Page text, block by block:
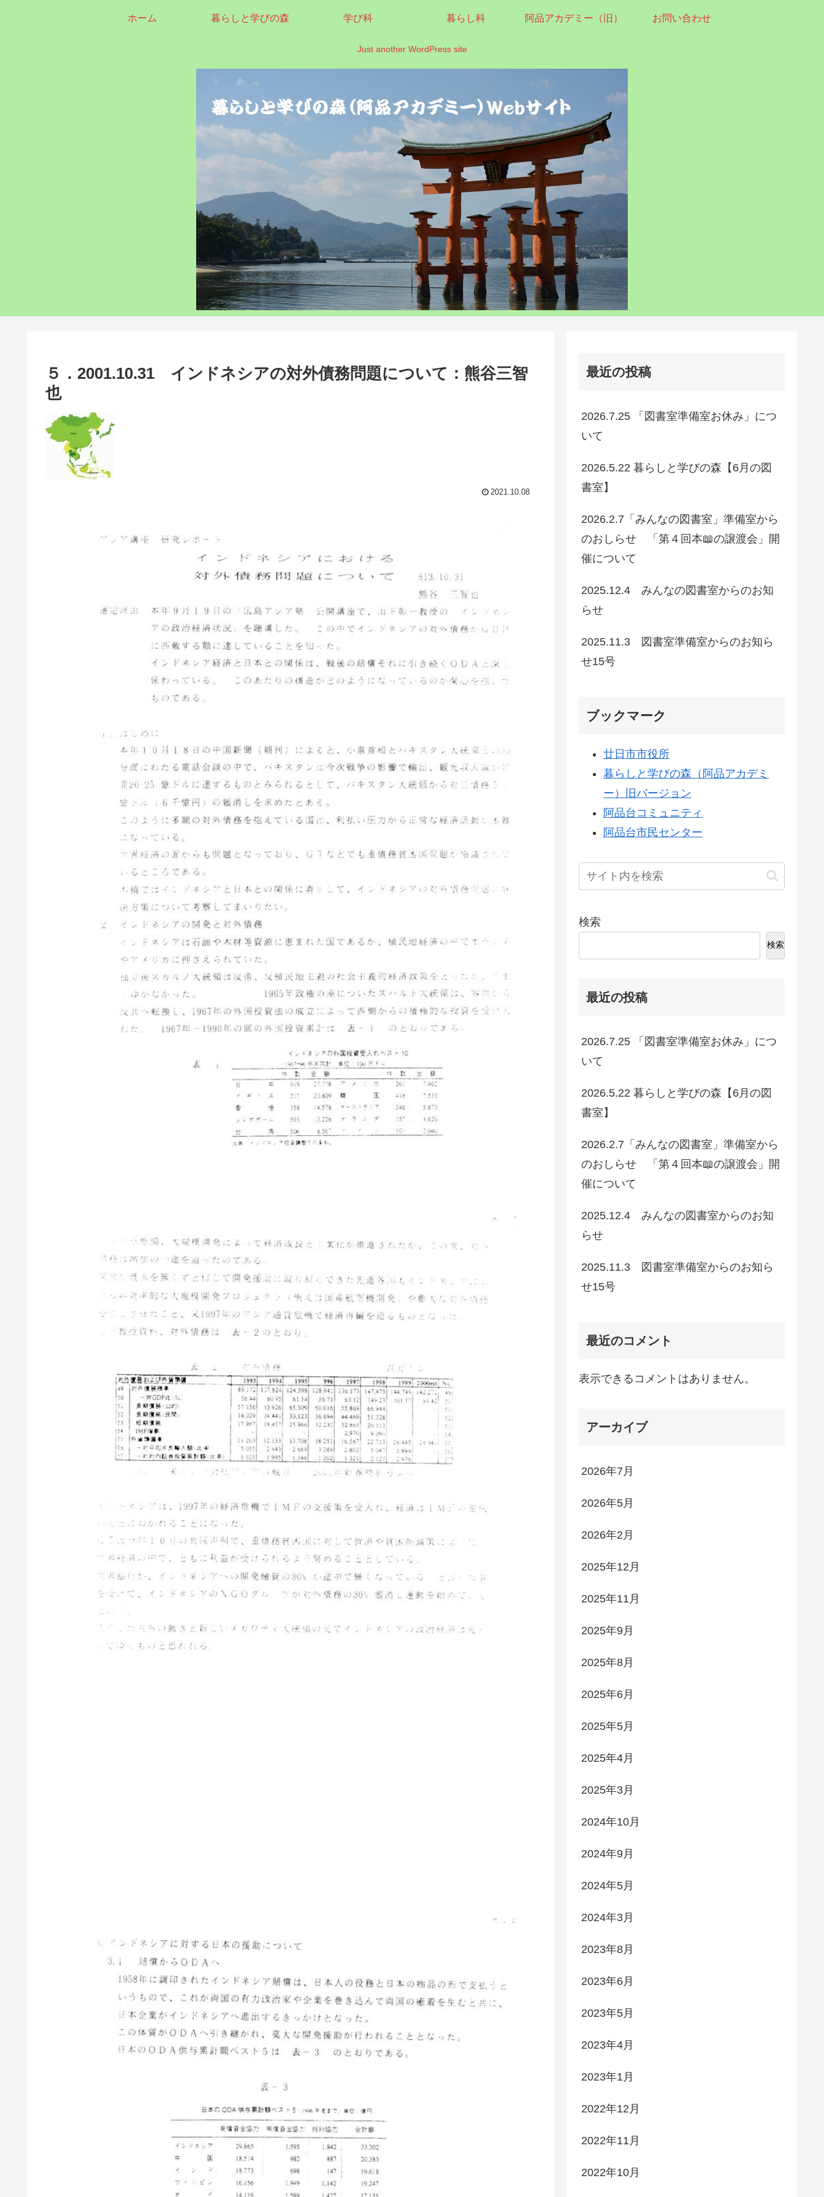
Just another WordPress site
ホーム 暮らしと学びの森 学び科 暮らし科 阿品アカデミー（旧） お問い合わせ
５．2001.10.31 インドネシアの対外債務問題について：熊谷三智
也
2021.10.08
最近の投稿
2026.7.25 「図書室準備室お休み」につ
いて
2026.5.22 暮らしと学びの森【6月の図
書室】
2026.2.7「みんなの図書室」準備室から
のおしらせ 「第４回本📖の譲渡会」開
催について
2025.12.4 みんなの図書室からのお知
らせ
2025.11.3 図書室準備室からのお知ら
せ15号
ブックマーク
廿日市市役所
暮らしと学びの森（阿品アカデミ
ー）旧バージョン
阿品台コミュニティ
阿品台市民センター
検索
検索
最近の投稿
2026.7.25 「図書室準備室お休み」につ
いて
2026.5.22 暮らしと学びの森【6月の図
書室】
2026.2.7「みんなの図書室」準備室から
のおしらせ 「第４回本📖の譲渡会」開
催について
2025.12.4 みんなの図書室からのお知
らせ
2025.11.3 図書室準備室からのお知ら
せ15号
最近のコメント
表示できるコメントはありません。
アーカイブ
2026年7月
2026年5月
2026年2月
2025年12月
2025年11月
2025年9月
2025年8月
2025年6月
2025年5月
2025年4月
2025年3月
2024年10月
2024年9月
2024年5月
2024年3月
2023年8月
2023年6月
2023年5月
2023年4月
2023年1月
2022年12月
2022年11月
2022年10月